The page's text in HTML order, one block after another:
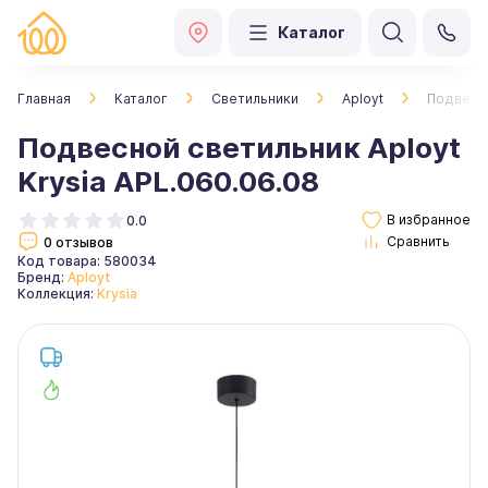
Каталог
Главная Каталог Светильники Aployt
Подвесной светильник Aployt
Krysia APL.060.06.08
0.0
0 отзывов
Код товара: 580034
Бренд: Aployt
Коллекция: Krysia